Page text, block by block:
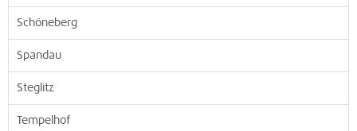
Schöneberg
Spandau
Steglitz
Tempelhof